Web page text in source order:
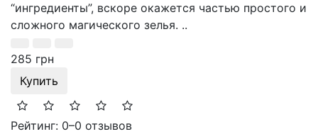
“ингредиенты”, вскоре окажется частью простого и
сложного магического зелья. ..
285 грн
Купить
Рейтинг: 0–0 отзывов